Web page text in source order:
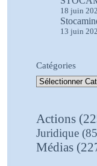
18 juin
13 juin
Catégories
Actions
Juridique
Médias